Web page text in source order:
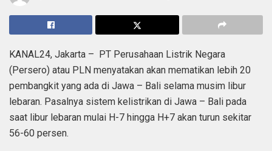
KANAL24, Jakarta – PT Perusahaan Listrik Negara
(Persero) atau PLN menyatakan akan mematikan lebih 20
pembangkit yang ada di Jawa – Bali selama musim libur
lebaran. Pasalnya sistem kelistrikan di Jawa – Bali pada
saat libur lebaran mulai H-7 hingga H+7 akan turun sekitar
56-60 persen.